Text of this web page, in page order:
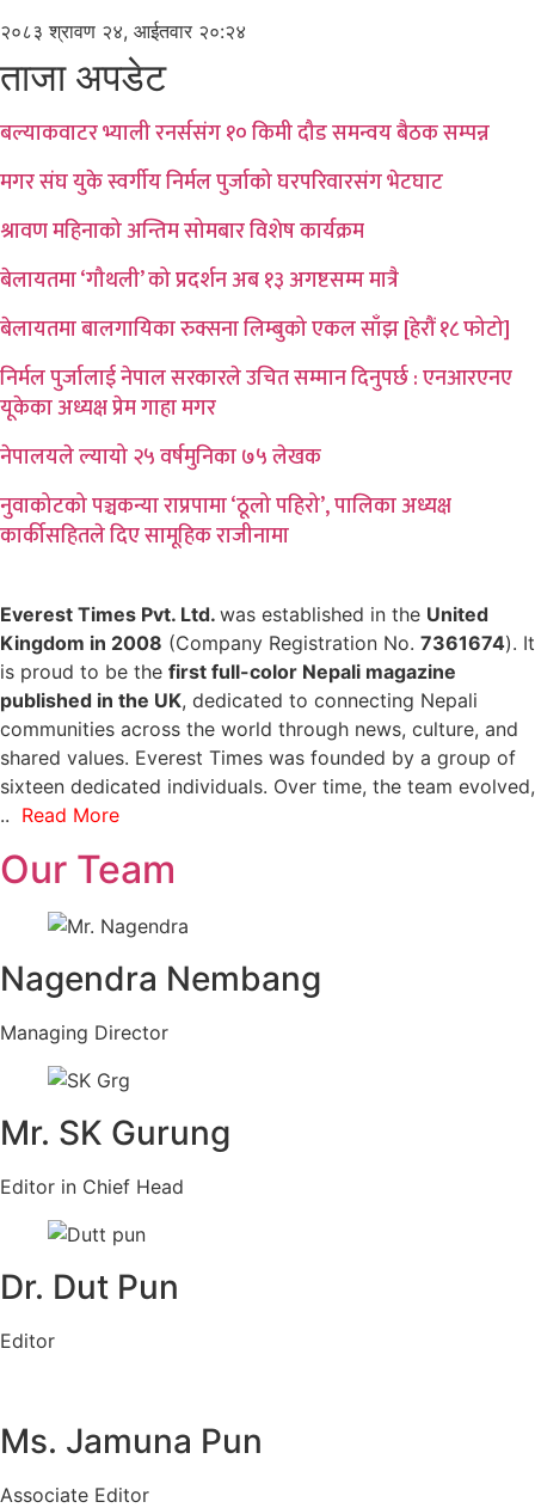
२०८३ श्रावण २४, आईतवार २०:२४
ताजा अपडेट
बल्याकवाटर भ्याली रनर्ससंग १० किमी दौड समन्वय बैठक सम्पन्न
मगर संघ युके स्वर्गीय निर्मल पुर्जाको घरपरिवारसंग भेटघाट
श्रावण महिनाको अन्तिम सोमबार विशेष कार्यक्रम
बेलायतमा ‘गौथली’ को प्रदर्शन अब १३ अगष्टसम्म मात्रै
बेलायतमा बालगायिका रुक्सना लिम्बुको एकल साँझ [हेरौं १८ फोटो]
निर्मल पुर्जालाई नेपाल सरकारले उचित सम्मान दिनुपर्छ : एनआरएनए
यूकेका अध्यक्ष प्रेम गाहा मगर
नेपालयले ल्यायो २५ वर्षमुनिका ७५ लेखक
नुवाकोटको पञ्चकन्या राप्रपामा ‘ठूलो पहिरो’, पालिका अध्यक्ष
कार्कीसहितले दिए सामूहिक राजीनामा
Everest Times Pvt. Ltd. was established in the United
Kingdom in 2008 (Company Registration No. 7361674). It
is proud to be the first full-color Nepali magazine
published in the UK, dedicated to connecting Nepali
communities across the world through news, culture, and
shared values. Everest Times was founded by a group of
sixteen dedicated individuals. Over time, the team evolved,
.. Read More
Our Team
Nagendra Nembang
Managing Director
Mr. SK Gurung
Editor in Chief Head
Dr. Dut Pun
Editor
Ms. Jamuna Pun
Associate Editor